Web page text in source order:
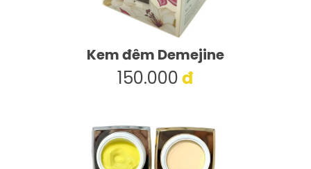
Kem đêm Demejine
150.000đ